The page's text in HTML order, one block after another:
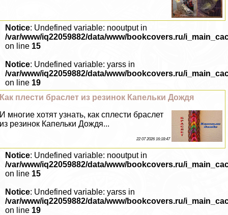
Notice: Undefined variable: nooutput in
/var/www/iq22059882/data/www/bookcovers.ru/
on line 15
Notice: Undefined variable: yarss in
/var/www/iq22059882/data/www/bookcovers.ru/
on line 19
Как плести браслет из резинок Капельки Дождя
И многие хотят узнать, как сплести браслет
из резинок Капельки Дождя...
22 07 2026 16:18:47
Notice: Undefined variable: nooutput in
/var/www/iq22059882/data/www/bookcovers.ru/
on line 15
Notice: Undefined variable: yarss in
/var/www/iq22059882/data/www/bookcovers.ru/
on line 19